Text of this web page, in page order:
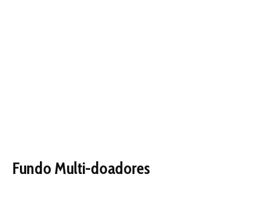
Fundo Multi-doadores